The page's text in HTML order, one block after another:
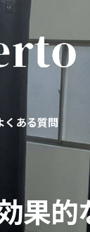
くある質問
果